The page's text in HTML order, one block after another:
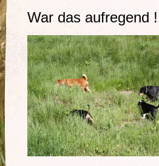
War das aufregend